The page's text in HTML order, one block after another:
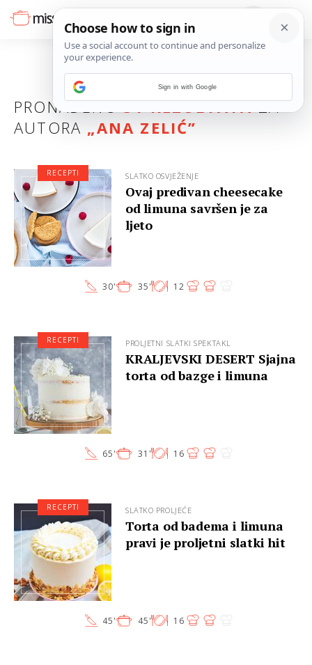
PRONAĐENO31 REZULTATAZA
AUTORA „ANA ZELIĆ”
SLATKO OSVJEŽENJE
Ovaj predivan cheesecake
od limuna savršen je za
ljeto
30' 35' 12
RECEPTI
PROLJETNI SLATKI SPEKTAKL
KRALJEVSKI DESERT Sjajna
torta od bazge i limuna
65' 31' 16
RECEPTI
SLATKO PROLJEĆE
Torta od badema i limuna
pravi je proljetni slatki hit
45' 45' 16
RECEPTI
Sign in with Google